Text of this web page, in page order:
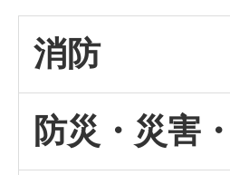
消防
防災・災害